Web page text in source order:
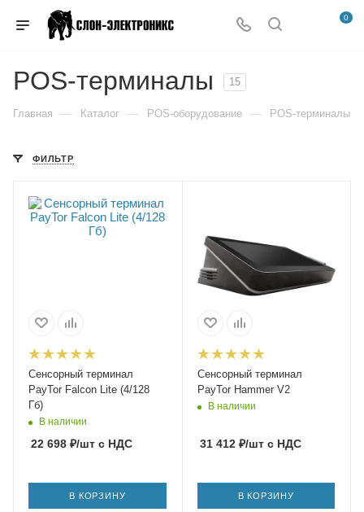
0
POS-терминалы 15
Главная — Каталог — POS-оборудование — POS-терминалы
ФИЛЬТР
Сенсорный терминал
PayTor Falcon Lite (4/128
Гб)
В наличии
22 698 ₽/шт с НДС
В КОРЗИНУ
Сенсорный терминал
PayTor Hammer V2
В наличии
31 412₽/штс НДС
В КОРЗИНУ